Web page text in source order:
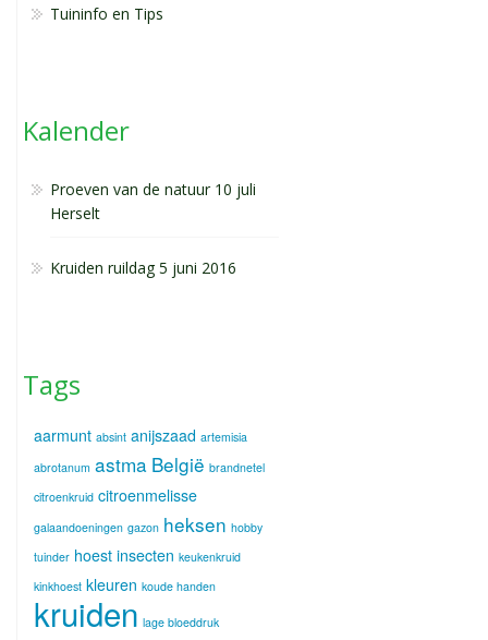
Tuininfo en Tips
Kalender
Proeven van de natuur 10 juli
Herselt
Kruiden ruildag 5 juni 2016
Tags
aarmunt absint anijszaad artemisia
abrotanum astma België brandnetel
citroenkruid citroenmelisse
galaandoeningen gazon heksen hobby
tuinder hoest insecten keukenkruid
kinkhoest kleuren koude handen
kruiden lage bloeddruk